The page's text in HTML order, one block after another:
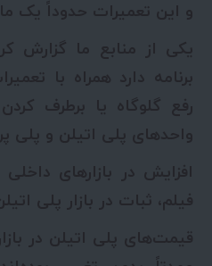
و این تعمیرات حدوداً یک
یکی از منابع ما گزارش
برنامه دارد همراه با
رفع گلوگاه یا برطرف
واحدهای پلی اتیلن و پلی
افزایش در بازارهای
فیلم، ثبات در بازار پلی اتیلن
قیمت‌های پلی اتیلن در